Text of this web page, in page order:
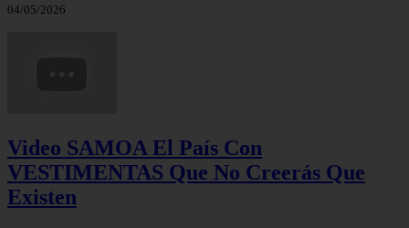
04/05/2026
Video SAMOA El País Con
VESTIMENTAS Que No Creerás Que
Existen